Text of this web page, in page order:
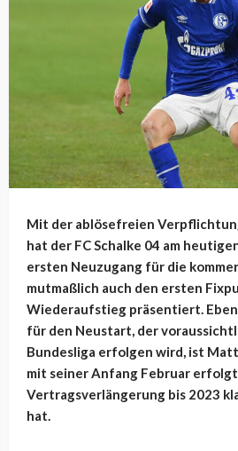
Mit der ablösefreien
hat der FC Schalke 04 am
ersten Neuzugang für die
mutmaßlich auch den ersten
Wiederaufstieg präsentiert.
für den Neustart, der
Bundesliga erfolgen wird, ist
mit seiner Anfang Februar
Vertragsverlängerung bis 2023
hat.